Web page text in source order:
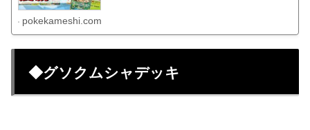
pokekameshi.com
◆グソクムシャデッキ